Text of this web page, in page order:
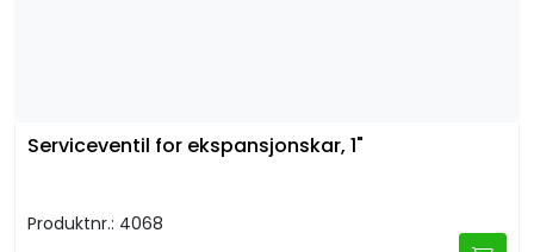
Serviceventil for ekspansjonskar, 1"
Produktnr.: 4068